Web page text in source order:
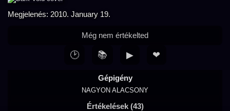
Megjelenés: 2010. January 19.
Gépigény
NAGYON ALACSONY
Értékelések (43)
Még nem értékelted
🕑 📚 ▶ ❤